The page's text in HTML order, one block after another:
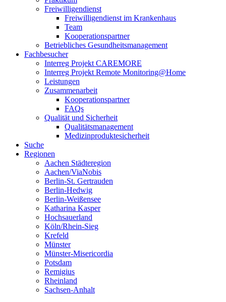
Freiwilligendienst
Freiwilligendienst im Krankenhaus
Team
Kooperationspartner
Betriebliches Gesundheitsmanagement
Fachbesucher
Interreg Projekt CAREMORE
Interreg Projekt Remote Monitoring@Home
Leistungen
Zusammenarbeit
Kooperationspartner
FAQs
Qualität und Sicherheit
Qualitätsmanagement
Medizinproduktesicherheit
Suche
Regionen
Aachen Städteregion
Aachen/ViaNobis
Berlin-St. Gertrauden
Berlin-Hedwig
Berlin-Weißensee
Katharina Kasper
Hochsauerland
Köln/Rhein-Sieg
Krefeld
Münster
Münster-Misericordia
Potsdam
Remigius
Rheinland
Sachsen-Anhalt